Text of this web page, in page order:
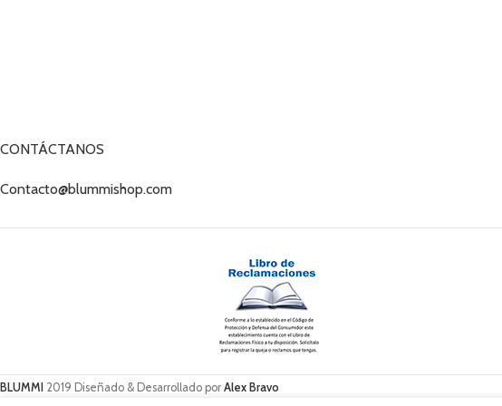
CONTÁCTANOS
Contacto@blummishop.com
BLUMMI 2019 Diseñado & Desarrollado por Alex Bravo